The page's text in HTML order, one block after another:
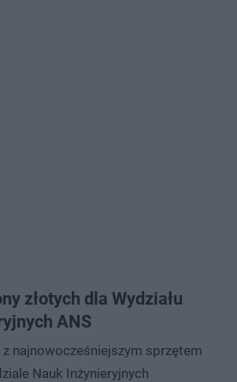
złotych dla Wydziału
ANS
najnowocześniejszym sprzętem
Nauk Inżynieryjnych